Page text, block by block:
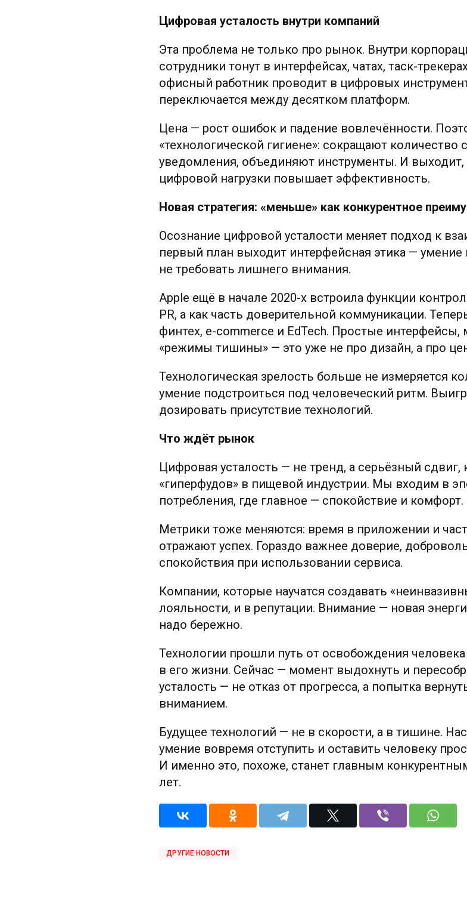
Цифровая усталость внутри компаний
Эта проблема не только про рынок. Внутри
сотрудники тонут в интерфейсах, чатах, таск-
офисный работник проводит в цифровых
переключается между десятком платформ.
Цена — рост ошибок и падение вовлечённости.
«технологической гигиене»: сокращают количество
уведомления, объединяют инструменты. И
цифровой нагрузки повышает эффективность.
Новая стратегия: «меньше» как конкурентное
Осознание цифровой усталости меняет подход к
первый план выходит интерфейсная этика —
не требовать лишнего внимания.
Apple ещё в начале 2020-х встроила функции
PR, а как часть доверительной коммуникации.
финтех, e-commerce и EdTech. Простые
«режимы тишины» — это уже не про дизайн, а про
Технологическая зрелость больше не измеряется
умение подстроиться под человеческий ритм.
дозировать присутствие технологий.
Что ждёт рынок
Цифровая усталость — не тренд, а серьёзный сдвиг,
«гиперфудов» в пищевой индустрии. Мы входим в
потребления, где главное — спокойствие и комфорт.
Метрики тоже меняются: время в приложении и
отражают успех. Гораздо важнее доверие,
спокойствия при использовании сервиса.
Компании, которые научатся создавать
лояльности, и в репутации. Внимание — новая
надо бережно.
Технологии прошли путь от освобождения
в его жизни. Сейчас — момент выдохнуть и
усталость — не отказ от прогресса, а попытка
вниманием.
Будущее технологий — не в скорости, а в тишине.
умение вовремя отступить и оставить человеку
И именно это, похоже, станет главным
лет.
ДРУГИЕ НОВОСТИ